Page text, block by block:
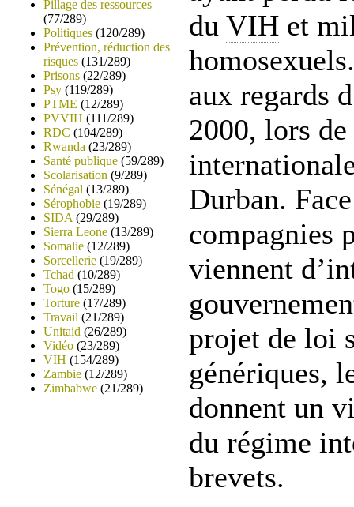
Pillage des ressources
(77/289)
Politiques (120/289)
Prévention, réduction des
risques (131/289)
Prisons (22/289)
Psy (119/289)
PTME (12/289)
PVVIH (111/289)
RDC (104/289)
Rwanda (23/289)
Santé publique (59/289)
Scolarisation (9/289)
Sénégal (13/289)
Sérophobie (19/289)
SIDA (29/289)
Sierra Leone (13/289)
Somalie (12/289)
Sorcellerie (19/289)
Tchad (10/289)
Togo (15/289)
Torture (17/289)
Travail (21/289)
Unitaid (26/289)
Vidéo (23/289)
VIH (154/289)
Zambie (12/289)
Zimbabwe (21/289)
du VIH et
aux regards
2000, lors
Durban.
compagnies
viennent
projet de loi
génériques,
donnent un
du régime
brevets.